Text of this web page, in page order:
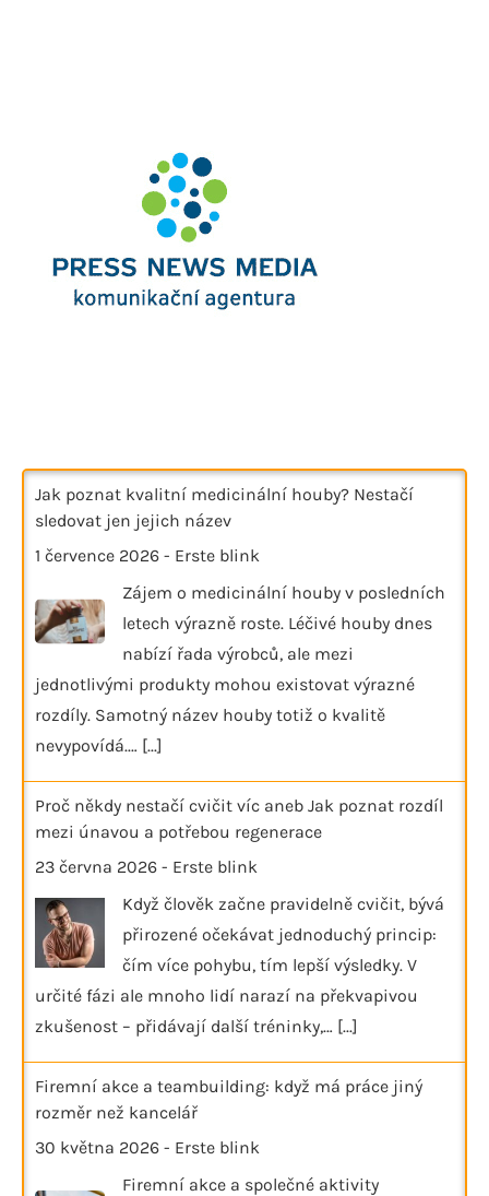
Jak poznat kvalitní medicinální houby? Nestačí
sledovat jen jejich název
1 července 2026 - Erste blink
Zájem o medicinální houby v posledních
letech výrazně roste. Léčivé houby dnes
nabízí řada výrobců, ale mezi
jednotlivými produkty mohou existovat výrazné
rozdíly. Samotný název houby totiž o kvalitě
nevypovídá.… [...]
Proč někdy nestačí cvičit víc aneb Jak poznat rozdíl
mezi únavou a potřebou regenerace
23 června 2026 - Erste blink
Když člověk začne pravidelně cvičit, bývá
přirozené očekávat jednoduchý princip:
čím více pohybu, tím lepší výsledky. V
určité fázi ale mnoho lidí narazí na překvapivou
zkušenost – přidávají další tréninky,… [...]
Firemní akce a teambuilding: když má práce jiný
rozměr než kancelář
30 května 2026 - Erste blink
Firemní akce a společné aktivity